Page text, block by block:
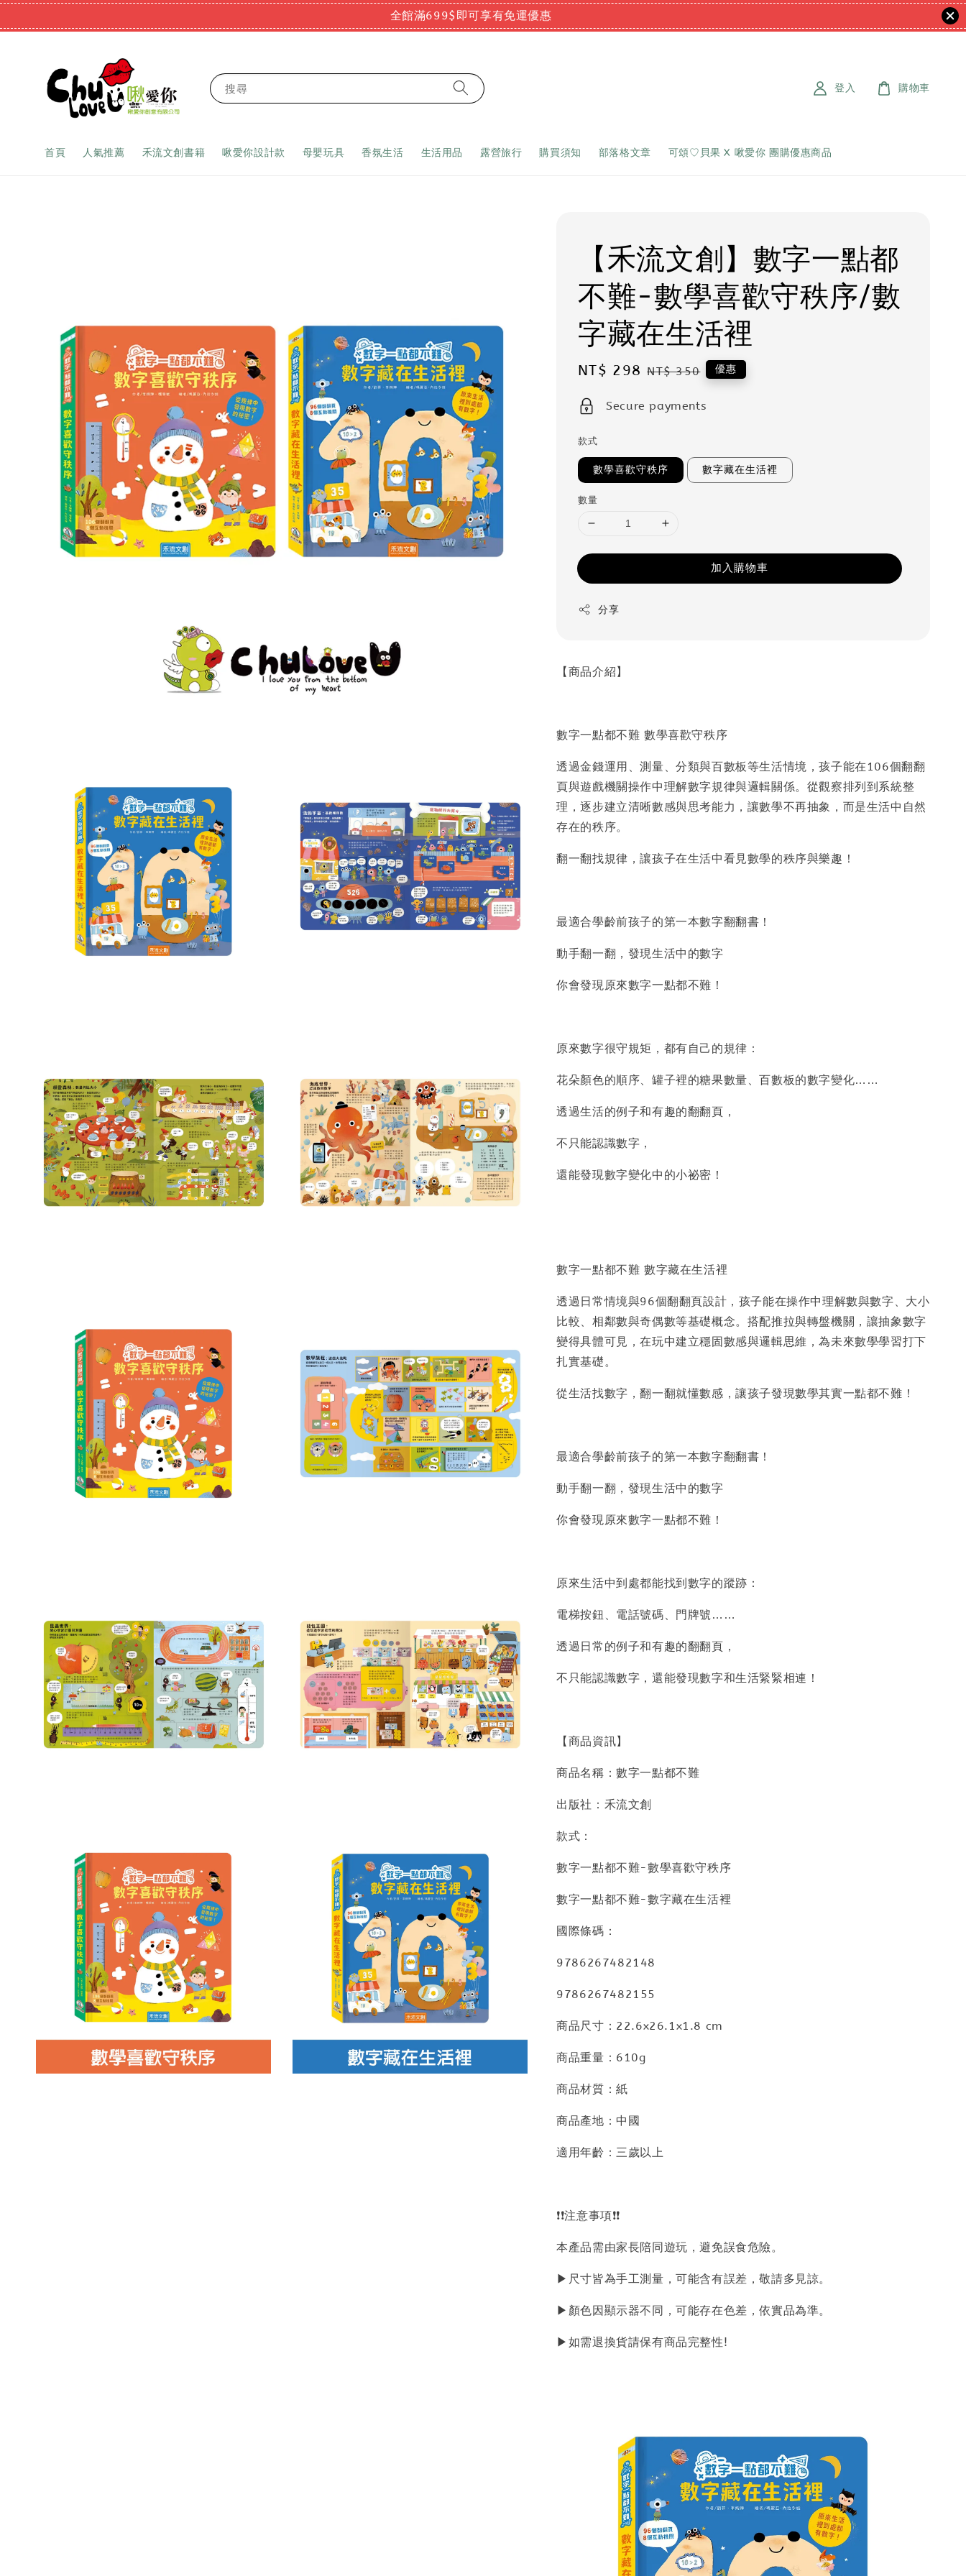
全館滿699$即可享有免運優惠
搜尋
首頁 人氣推薦 禾流文創書籍 啾愛你設計款 母嬰玩具 香氛生活 生活用品 露營旅行 購買須知 部落格文章 可頌♡貝果 X 啾愛你 團購優惠商品
登入 購物車
【禾流文創】數字一點都
不難-數學喜歡守秩序/數
字藏在生活裡
Sale
NT$ 298 Regular
NT$ 350 優惠
Secure payments
款式
數學喜歡守秩序 數字藏在生活裡
數量
加入購物車
分享
【商品介紹】
數字一點都不難 數學喜歡守秩序
透過金錢運用、測量、分類與百數板等生活情境，孩子能在106個翻翻
頁與遊戲機關操作中理解數字規律與邏輯關係。從觀察排列到系統整
理，逐步建立清晰數感與思考能力，讓數學不再抽象，而是生活中自然
存在的秩序。
翻一翻找規律，讓孩子在生活中看見數學的秩序與樂趣！
最適合學齡前孩子的第一本數字翻翻書！
動手翻一翻，發現生活中的數字
你會發現原來數字一點都不難！
原來數字很守規矩，都有自己的規律：
花朵顏色的順序、罐子裡的糖果數量、百數板的數字變化……
透過生活的例子和有趣的翻翻頁，
不只能認識數字，
還能發現數字變化中的小祕密！
數字一點都不難 數字藏在生活裡
透過日常情境與96個翻翻頁設計，孩子能在操作中理解數與數字、大小
比較、相鄰數與奇偶數等基礎概念。搭配推拉與轉盤機關，讓抽象數字
變得具體可見，在玩中建立穩固數感與邏輯思維，為未來數學學習打下
扎實基礎。
從生活找數字，翻一翻就懂數感，讓孩子發現數學其實一點都不難！
最適合學齡前孩子的第一本數字翻翻書！
動手翻一翻，發現生活中的數字
你會發現原來數字一點都不難！
原來生活中到處都能找到數字的蹤跡：
電梯按鈕、電話號碼、門牌號……
透過日常的例子和有趣的翻翻頁，
不只能認識數字，還能發現數字和生活緊緊相連！
【商品資訊】
商品名稱：數字一點都不難
出版社：禾流文創
款式：
數字一點都不難-數學喜歡守秩序
數字一點都不難-數字藏在生活裡
國際條碼：
9786267482148
9786267482155
商品尺寸：22.6x26.1x1.8 cm
商品重量：610g
商品材質：紙
商品產地：中國
適用年齡：三歲以上
❗❗注意事項❗❗
本產品需由家長陪同遊玩，避免誤食危險。
▶尺寸皆為手工測量，可能含有誤差，敬請多見諒。
▶顏色因顯示器不同，可能存在色差，依實品為準。
▶如需退換貨請保有商品完整性!